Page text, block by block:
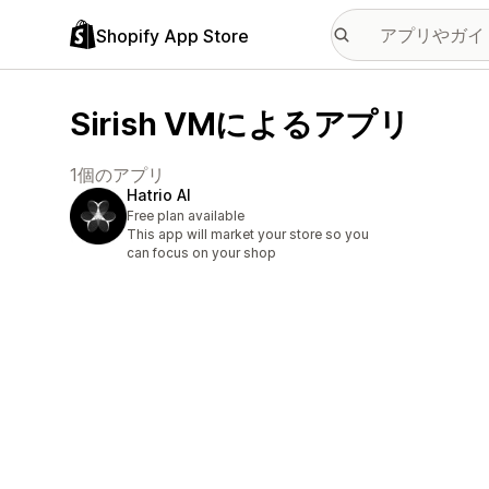
Shopify App Store
Sirish VMによるアプリ
1個のアプリ
Hatrio AI
Free plan available
This app will market your store so you
can focus on your shop